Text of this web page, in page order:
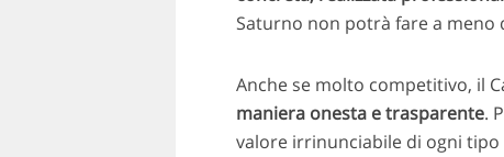
Saturno non potrà fare a
Anche se molto competitivo, il
maniera onesta e trasparente.
valore irrinunciabile di ogni